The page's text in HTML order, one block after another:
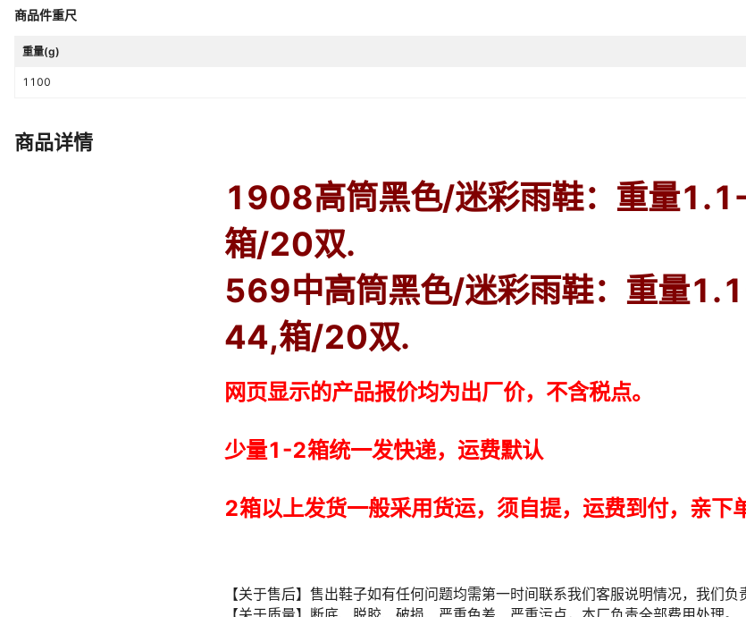
是否跨境出口专供货源
商品件重尺
重量(g)
1100
商品详情